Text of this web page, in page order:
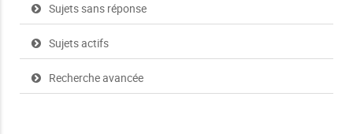
Sujets sans réponse
Sujets actifs
Recherche avancée